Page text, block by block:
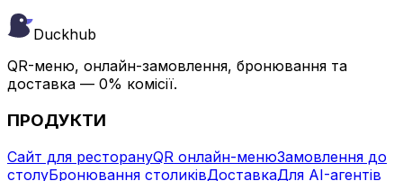
Duckhub
QR-меню, онлайн-замовлення, бронювання та
доставка — 0% комісії.
ПРОДУКТИ
Сайт для ресторануQR онлайн-менюЗамовлення до
столуБронювання столиківДоставкаДля AI-агентів